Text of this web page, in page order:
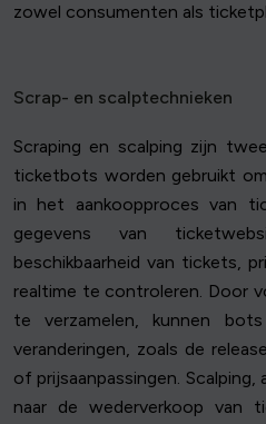
zowel consumenten als
Scrap- en scalptechnieken
Scraping en scalping zijn
ticketbots worden gebruikt
in het aankoopproces van
gegevens van
beschikbaarheid van tickets,
realtime te controleren. Door
te verzamelen, kunnen
veranderingen, zoals de
of prijsaanpassingen.
naar de wederverkoop van